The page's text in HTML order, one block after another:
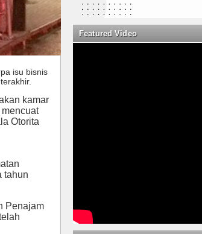
isu bisnis
kamar
Otorita
tahun
Penajam
Featured Video